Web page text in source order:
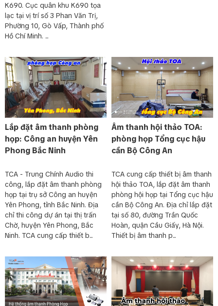
K690. Cục quân khu K690 tọa
lạc tại vị trí số 3 Phan Văn Trị,
Phường 10, Gò Vấp, Thành phố
Hồ Chí Minh. ...
Lắp đặt âm thanh phòng
họp: Công an huyện Yên
Phong Bắc Ninh
TCA - Trung Chính Audio thi
công, lắp đặt âm thanh phòng
họp tại trụ sở Công an huyện
Yên Phong, tỉnh Bắc Ninh. Địa
chỉ thi công dự án tại thị trấn
Chờ, huyện Yên Phong, Bắc
Ninh. TCA cung cấp thiết b...
Âm thanh hội thảo TOA:
phòng họp Tổng cục hậu
cần Bộ Công An
TCA cung cấp thiết bị âm thanh
hội thảo TOA, lắp đặt âm thanh
phòng hội họp tại Tổng cục hậu
cần Bộ Công An. Địa chỉ lắp đặt
tại số 80, đường Trần Quốc
Hoàn, quận Cầu Giấy, Hà Nội.
Thiết bị âm thanh p...